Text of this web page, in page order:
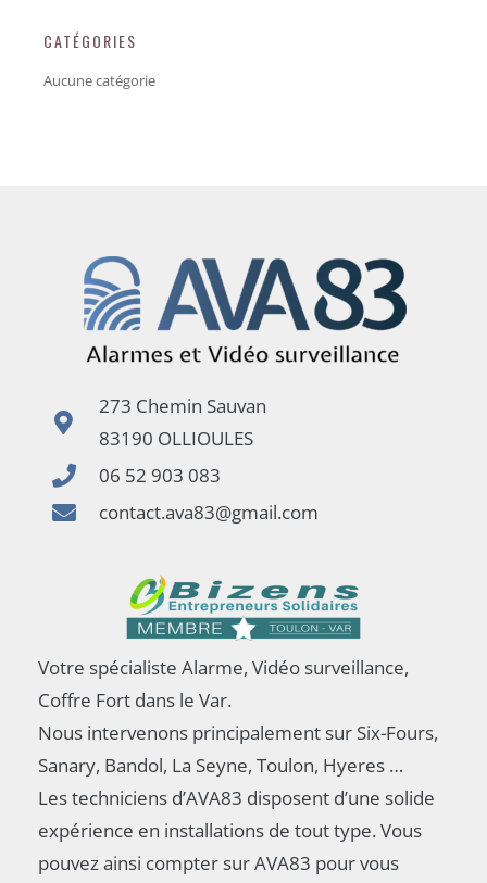
CATÉGORIES
Aucune catégorie
273 Chemin Sauvan
83190 OLLIOULES
06 52 903 083
contact.ava83@gmail.com
Votre spécialiste Alarme, Vidéo surveillance,
Coffre Fort dans le Var.
Nous intervenons principalement sur Six-Fours,
Sanary, Bandol, La Seyne, Toulon, Hyeres …
Les techniciens d’AVA83 disposent d’une solide
expérience en installations de tout type. Vous
pouvez ainsi compter sur AVA83 pour vous